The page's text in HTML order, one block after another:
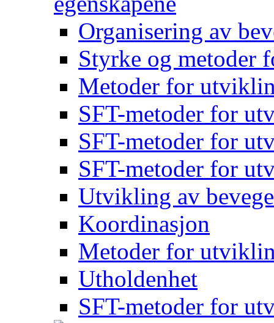
Organisering av
Styrke og metoder
Metoder for
SFT-metoder for
SFT-metoder for
SFT-metoder for
Utvikling av
Koordinasjon
Metoder for
Utholdenhet
SFT-metoder for